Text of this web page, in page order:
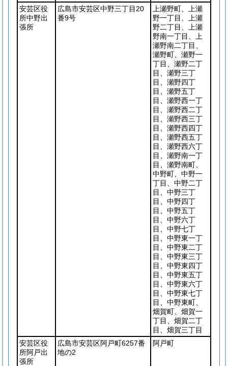
安芸区役
所中野出
張所
広島市安芸区中野三丁目20
番9号
上瀬野町、上瀬
野一丁目、上瀬
野二丁目、上瀬
野南一丁目、上
瀬野南二丁目、
瀬野町、瀬野一
丁目、瀬野二丁
目、瀬野三丁
目、瀬野四丁
目、瀬野五丁
目、瀬野西一丁
目、瀬野西二丁
目、瀬野西三丁
目、瀬野西四丁
目、瀬野西五丁
目、瀬野西六丁
目、瀬野南一丁
目、瀬野南町、
中野町、中野一
丁目、中野二丁
目、中野三丁
目、中野四丁
目、中野五丁
目、中野六丁
目、中野七丁
目、中野東一丁
目、中野東二丁
目、中野東三丁
目、中野東四丁
目、中野東五丁
目、中野東六丁
目、中野東七丁
目、中野東町、
畑賀町、畑賀一
丁目、畑賀二丁
目、畑賀三丁目
安芸区役
所阿戸出
張所
広島市安芸区阿戸町6257番
地の2
阿戸町